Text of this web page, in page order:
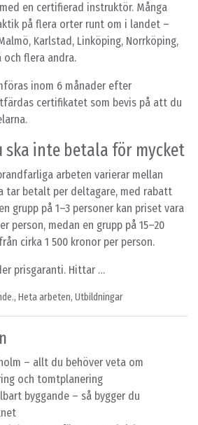
en certifierad instruktör. Många
på flera orter runt om i landet –
Karlstad, Linköping, Norrköping,
och flera andra.
inom 6 månader efter
certifikatet som bevis på att du
ska inte betala för mycket
arbeten varierar mellan
tar betalt per deltagare, med rabatt
grupp på 1–3 personer kan priset vara
person, medan en grupp på 15–20
cirka 1 500 kronor per person.
prisgaranti. Hittar …
, Heta arbeten, Utbildningar
– allt du behöver veta om
och tomtplanering
byggande – så bygger du